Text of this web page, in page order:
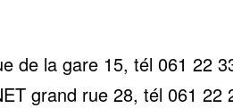
de la gare 15, tél 061 22
grand rue 28, tél 061 22